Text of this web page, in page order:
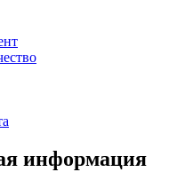
информация